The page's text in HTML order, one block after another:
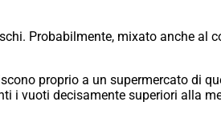
Probabilmente, mixato anche al
proprio a un supermercato di
i vuoti decisamente superiori alla